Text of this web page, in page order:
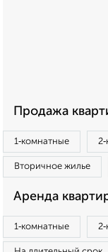
Продажа
1‑комнатные
Вторичное жилье
Аренда
1‑комнатные